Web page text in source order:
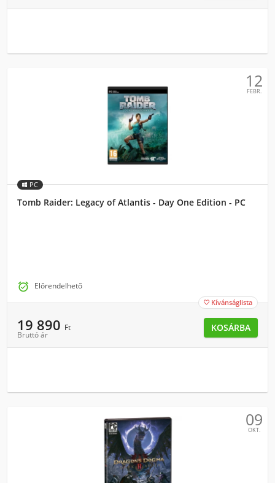
12
FEBR.
PC
Tomb Raider: Legacy of Atlantis - Day One Edition - PC
 Előrendelhető
 Kívánságlista
19 890 Ft
Bruttó ár
KOSÁRBA
09
OKT.